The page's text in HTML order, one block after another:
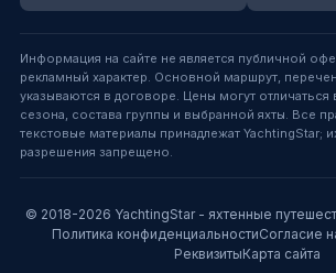
Информация на сайте не является публичной
рекламный характер. Основной маршрут,
указываются в договоре. Цены могут отличаться
сезона, состава группы и выбранной яхты. Все
текстовые материалы принадлежат YachtingStar;
разрешения запрещено.
© 2018-2026 YachtingStar - яхтенные
Политика конфиденциальностиСогласие
РеквизитыКарта сайта